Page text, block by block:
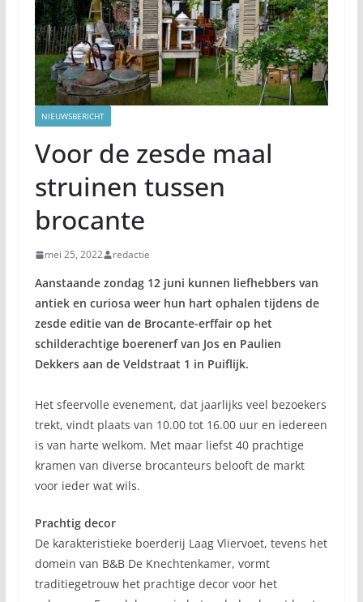
NIEUWSBERICHT
Voor de zesde maal
struinen tussen
brocante
mei 25, 2022 redactie
Aanstaande zondag 12 juni kunnen liefhebbers van
antiek en curiosa weer hun hart ophalen tijdens de
zesde editie van de Brocante-erffair op het
schilderachtige boerenerf van Jos en Paulien
Dekkers aan de Veldstraat 1 in Puiflijk.
Het sfeervolle evenement, dat jaarlijks veel bezoekers
trekt, vindt plaats van 10.00 tot 16.00 uur en iedereen
is van harte welkom. Met maar liefst 40 prachtige
kramen van diverse brocanteurs belooft de markt
voor ieder wat wils.
Prachtig decor
De karakteristieke boerderij Laag Vliervoet, tevens het
domein van B&B De Knechtenkamer, vormt
traditiegetrouw het prachtige decor voor het